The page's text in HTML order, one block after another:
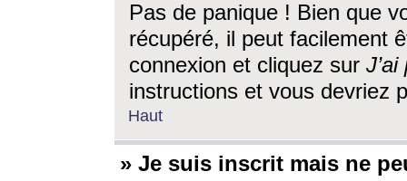
Pas de panique ! Bien que
récupéré, il peut facilement
connexion et cliquez sur
instructions et vous devriez
Haut
» Je suis inscrit mais ne